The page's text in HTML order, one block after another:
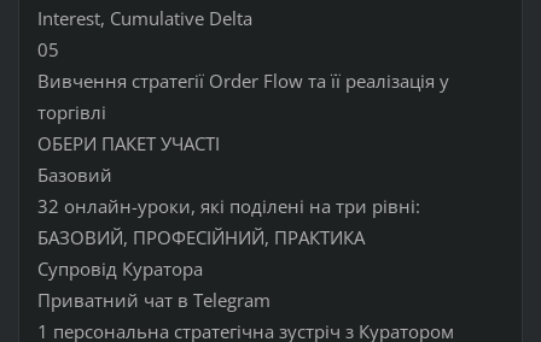
Interest, Cumulative Delta
05
Вивчення стратегії Order Flow та її реалізація у
торгівлі
ОБЕРИ ПАКЕТ УЧАСТІ
Базовий
32 онлайн-уроки, які поділені на три рівні:
БАЗОВИЙ, ПРОФЕСІЙНИЙ, ПРАКТИКА
Супровід Куратора
Приватний чат в Telegram
1 персональна стратегічна зустріч з Куратором